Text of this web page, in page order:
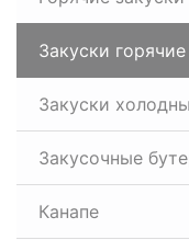
Закуски
Закуски
Закусочные
Канапе